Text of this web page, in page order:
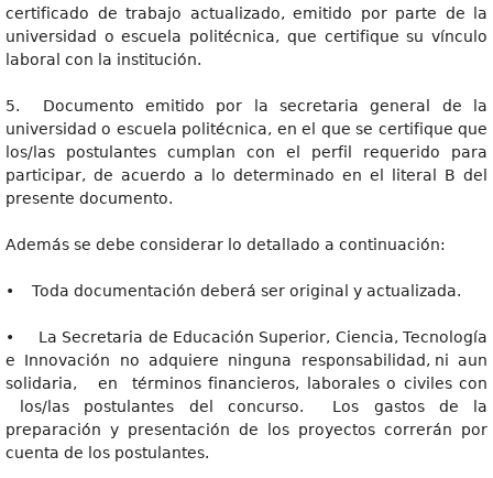
certificado de trabajo actualizado, emitido por parte de la
universidad o escuela politécnica, que certifique su vínculo
laboral con la institución.
5. Documento emitido por la secretaria general de la
universidad o escuela politécnica, en el que se certifique que
los/las postulantes cumplan con el perfil requerido para
participar, de acuerdo a lo determinado en el literal B del
presente documento.
Además se debe considerar lo detallado a continuación:
• Toda documentación deberá ser original y actualizada.
• La Secretaria de Educación Superior, Ciencia, Tecnología
e Innovación no adquiere ninguna responsabilidad, ni aun
solidaria, en términos financieros, laborales o civiles con
los/las postulantes del concurso. Los gastos de la
preparación y presentación de los proyectos correrán por
cuenta de los postulantes.